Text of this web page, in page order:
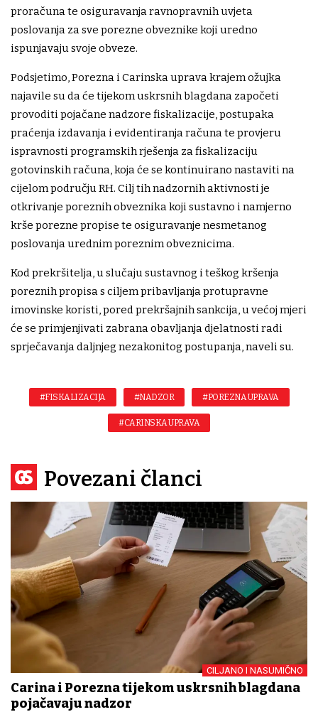
proračuna te osiguravanja ravnopravnih uvjeta
poslovanja za sve porezne obveznike koji uredno
ispunjavaju svoje obveze.
Podsjetimo, Porezna i Carinska uprava krajem ožujka
najavile su da će tijekom uskrsnih blagdana započeti
provoditi pojačane nadzore fiskalizacije, postupaka
praćenja izdavanja i evidentiranja računa te provjeru
ispravnosti programskih rješenja za fiskalizaciju
gotovinskih računa, koja će se kontinuirano nastaviti na
cijelom području RH. Cilj tih nadzornih aktivnosti je
otkrivanje poreznih obveznika koji sustavno i namjerno
krše porezne propise te osiguravanje nesmetanog
poslovanja urednim poreznim obveznicima.
Kod prekršitelja, u slučaju sustavnog i teškog kršenja
poreznih propisa s ciljem pribavljanja protupravne
imovinske koristi, pored prekršajnih sankcija, u većoj mjeri
će se primjenjivati zabrana obavljanja djelatnosti radi
sprječavanja daljnjeg nezakonitog postupanja, naveli su.
#FISKALIZACIJA #NADZOR #POREZNA UPRAVA
#CARINSKA UPRAVA
Povezani članci
CILJANO I NASUMIČNO
Carina i Porezna tijekom uskrsnih blagdana
pojačavaju nadzor